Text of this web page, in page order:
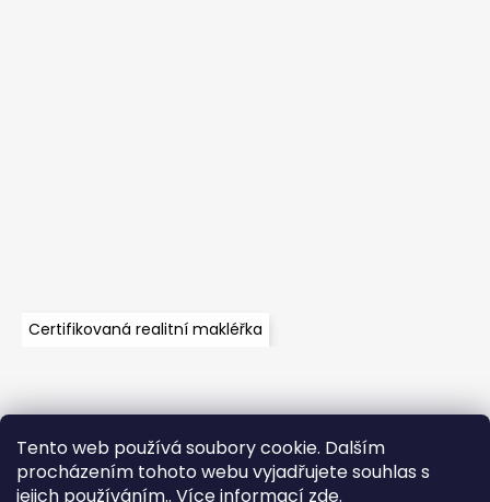
Tento web používá soubory cookie. Dalším
procházením tohoto webu vyjadřujete souhlas s
jejich používáním.. Více informací zde.
Certifikovaná realitní makléřka
Velkoobchod Časté dotazy Obchodní podmínky
Kontakt Vzorník mechů
Mechové stěny a zakázková výroba